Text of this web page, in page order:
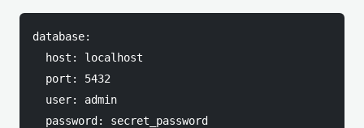
database:
  host: localhost
  port: 5432
  user: admin
  password: secret_password